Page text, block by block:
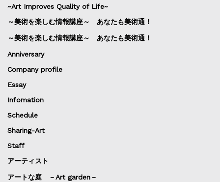
~Art Improves Quality of Life~
～美術を楽しむ情報講座～ あなたも美術通！
～美術を楽しむ情報講座～ あなたも美術通！
Anniversary
Company profile
Essay
Infomation
Schedule
Sharing-Art
Staff
アーティスト
アートな庭 －Art garden－